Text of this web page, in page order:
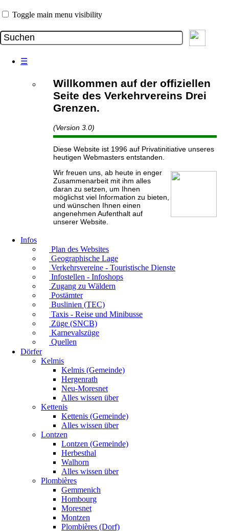
Toggle main menu visibility
☰
Willkommen auf der offiziellen
Seite des Verkehrvereins Drei
Grenzen.
(Version 3.0)
Diese Website ist 1996 auf Privatinitiative unseres
heutigen Webmasters entstanden.
Wir freuen uns, ab heute in enger
Zusammenarbeit mit ihm alles
daran zu setzen, um Ihnen
möglichst viel Information zu bieten,
und wünschen Ihnen einen
angenehmen Aufenthalt auf
unserer Website.
Infos
Plan des Websites
Geographische Lage
Verkehrsvereine - Touristische Dienste
Infostellen - Infoshops
Zugang zu Wäldern
Postämter
Buslinien (TEC)
Taxis - Reise und Minibusse
Züge (SNCB)
Karnevalszüge
Quellen
Dörfer
Kelmis
Kelmis (Gemeinde)
Hergenrath
Neu-Moresnet
Alles wissen über
Kettenis
Kettenis (Gemeinde)
Alles wissen über
Lontzen
Lontzen (Gemeinde)
Herbesthal
Walhorn
Alles wissen über
Plombières
Gemmenich
Hombourg
Moresnet
Montzen
Plombières (Dorf)